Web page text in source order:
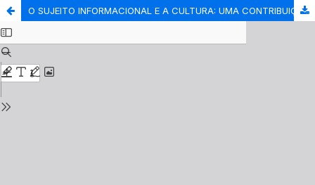
O SUJEITO INFORMACIONAL E A CULTURA: UMA CONTRIBUIÇÃO ANTROPOLÓGICA À CIÊNCIA DA INFORMAÇÃO